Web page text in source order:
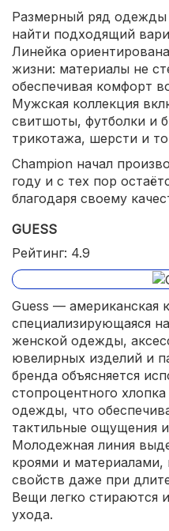
Размерный ряд одежды
найти подходящий
Линейка
жизни: материалы не
обеспечивая комфорт
Мужская коллекция
свитшоты, футболки и
трикотажа, шерсти и
Champion начал
году и с тех пор
благодаря своему
GUESS
Рейтинг: 4.9
Guess — американская
специализирующаяся
женской одежды,
ювелирных изделий и
бренда объясняется
стопроцентного
одежды, что
тактильные ощущения
Молодежная линия
кроями и
свойств даже при
Вещи легко стираются
ухода.